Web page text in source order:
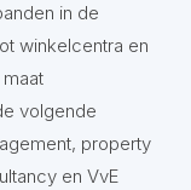
in de
winkelcentra en
volgende
property
en VvE